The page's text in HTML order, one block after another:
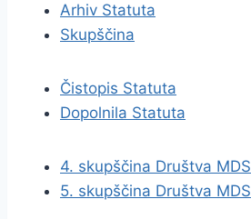
Arhiv Statuta
Skupščina
Čistopis Statuta
Dopolnila Statuta
4. skupščina Društva MDS
5. skupščina Društva MDS